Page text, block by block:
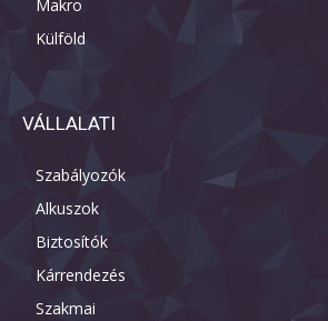
Makro
Külföld
VÁLLALATI
Szabályozók
Alkuszok
Biztosítók
Kárrendezés
Szakmai